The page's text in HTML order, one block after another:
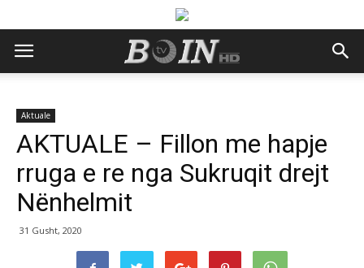
Aktuale
AKTUALE – Fillon me hapje
rruga e re nga Sukruqit drejt
Nënhelmit
31 Gusht, 2020